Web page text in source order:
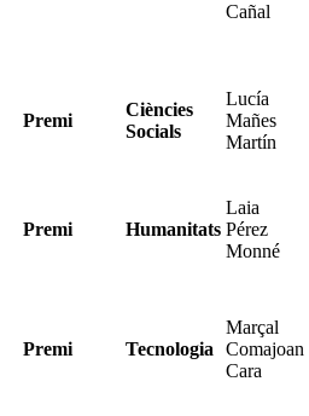
Cañal
Premi
Ciències
Socials
Lucía
Mañes
Martín
Premi Humanitats
Laia
Pérez
Monné
Premi Tecnologia
Marçal
Comajoan
Cara